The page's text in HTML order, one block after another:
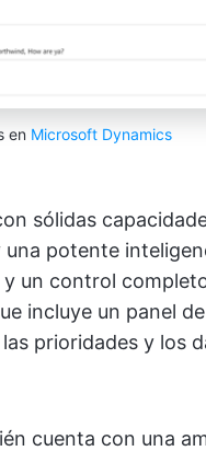
en Microsoft Dynamics
sólidas
una potente
un control
incluye un panel
prioridades y los
cuenta con una